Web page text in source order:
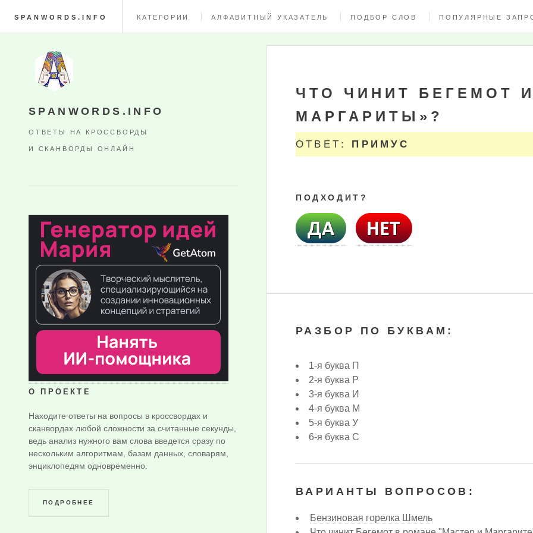
SPANWORDS.INFO КАТЕГОРИИ АЛФАВИТНЫЙ УКАЗАТЕЛЬ ПОДБОР СЛОВ ПОПУЛЯРНЫЕ
ЧТО ЧИНИТ БЕГЕМОТ
МАРГАРИТЫ»?
ОТВЕТ: ПРИМУС
ПОДХОДИТ?
РАЗБОР ПО БУКВАМ:
1-я буква П
2-я буква Р
3-я буква И
4-я буква М
5-я буква У
6-я буква С
ВАРИАНТЫ ВОПРОСОВ:
Бензиновая горелка Шмель
SPANWORDS.INFO
ОТВЕТЫ НА КРОССВОРДЫ
И СКАНВОРДЫ ОНЛАЙН
О ПРОЕКТЕ
Находите ответы на вопросы в кроссвордах и
сканвордах любой сложности за считанные секунды,
ведь анализ нужного вам слова введется сразу по
нескольким алгоритмам, базам данных, словарям,
энциклопедям одновременно.
ПОДРОБНЕЕ